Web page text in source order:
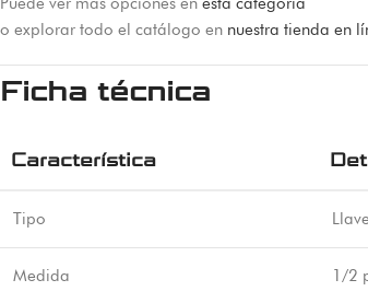
o explorar todo el catálogo en nuestra tienda en
Ficha técnica
Característica
Tipo
Medida 1/2